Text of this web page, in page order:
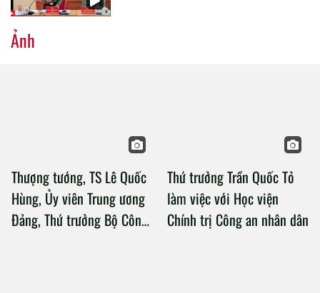
Ảnh
Thượng tướng, TS Lê Quốc
Hùng, Ủy viên Trung ương
Đảng, Thứ trưởng Bộ Công
Thứ trưởng Trần Quốc Tỏ
làm việc với Học viện
Chính trị Công an nhân dân